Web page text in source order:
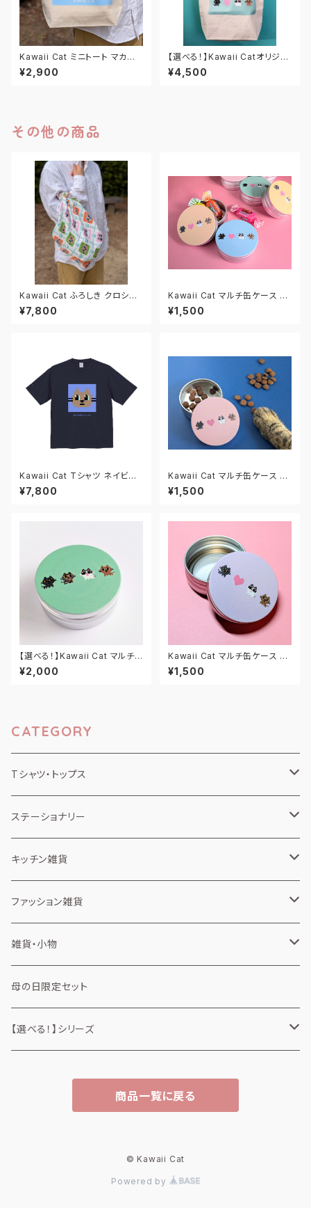
Kawaii Cat ミニトート マカロ
ンソーダ
¥2,900
【選べる！】Kawaii Catオリジナ
ル キャンバストートバッグ
¥4,500
その他の商品
Kawaii Cat ふろしき クロシェ
風
¥7,800
Kawaii Cat マルチ缶ケース M
マカロンソーダ
¥1,500
Kawaii Cat Tシャツ ネイビー/
ブルー
¥7,800
Kawaii Cat マルチ缶ケース M
マカロンピンク
¥1,500
【選べる！】Kawaii Cat マルチ
缶ケース M
¥2,000
Kawaii Cat マルチ缶ケース M
マカロンラベンダー
¥1,500
CATEGORY
Tシャツ・トップス
半袖Tシャツ
長袖・ロンT
ステーショナリー
ノート
消しゴム
キッチン雑貨
カップスリーブ
弁当箱
タンブラー
ファッション雑貨
タオル
ミニタオル
風呂敷
トートバッグ
雑貨・小物
缶・ケース
アルミスクリュー缶
ミラー
母の日限定セット
【選べる！】シリーズ
商品一覧に戻る
© Kawaii Cat
Powered by